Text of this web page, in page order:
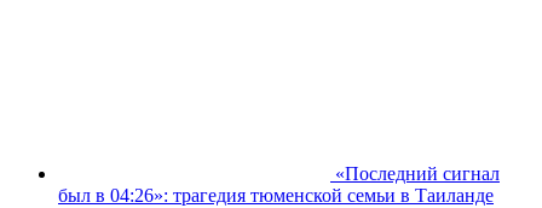
«Последний сигнал
был в 04:26»: трагедия тюменской семьи в Таиланде